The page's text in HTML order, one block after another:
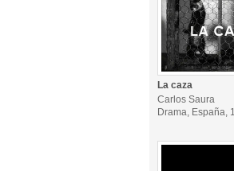
La caza
Carlos Saura
Drama, España,